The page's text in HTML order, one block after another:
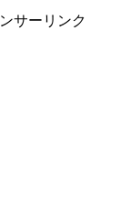
サーリンク